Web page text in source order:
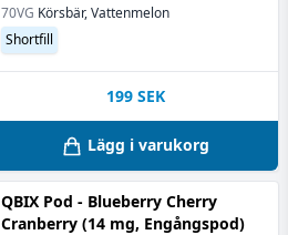
70VG Körsbär, Vattenmelon
Shortfill
199 SEK
Lägg i varukorg
QBIX Pod - Blueberry Cherry
Cranberry (14 mg, Engångspod)